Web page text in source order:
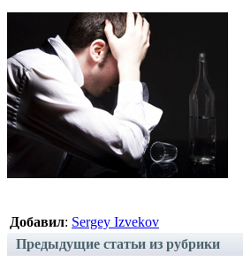
Добавил: Sergey Izvekov
Предыдущие статьи из рубрики